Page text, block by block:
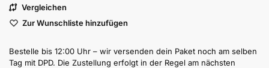
Vergleichen
Zur Wunschliste hinzufügen
Bestelle bis 12:00 Uhr – wir versenden dein Paket noch am selben
Tag mit DPD. Die Zustellung erfolgt in der Regel am nächsten